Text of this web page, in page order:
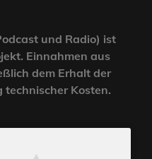
und Radio) ist
Einnahmen aus
dem Erhalt der
Kosten.